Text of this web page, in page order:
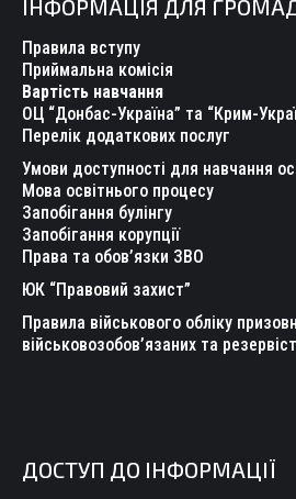
opens
in
new
window
opens
in
new
window
opens
in
new
window
opens
in
new
window
opens
new
opens
ІНФОРМАЦІЯ ДЛЯ
Правила вступу
Приймальна комісія
Вартість навчання
ОЦ “Донбас-Україна” та “Крим-
Перелік додаткових послуг
Умови доступності для навчання
Мова освітнього процесу
Запобігання булінгу
Запобігання корупції
Права та обов’язки ЗВО
ЮК “Правовий захист”
Правила військового обліку
військовозобов’язаних та
ДОСТУП ДО ІНФОРМАЦІЇ